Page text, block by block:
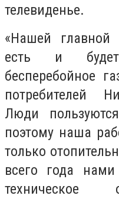
телевиденье.
«Нашей главной
есть и
бесперебойное
потребителей
Люди
поэтому наша
только
всего года нами
техническое